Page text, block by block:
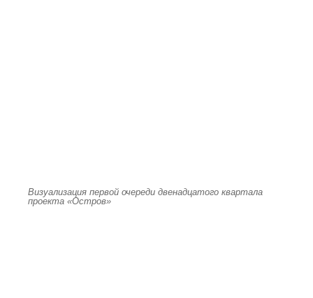
Визуализация первой очереди двенадцатого квартала
проекта «Остров»